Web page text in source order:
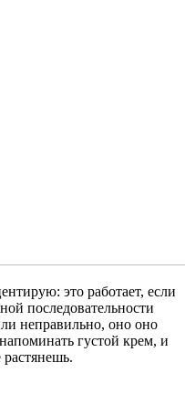
это работает, если
последовательности
неправильно, оно оно
густой крем, и
растянешь.